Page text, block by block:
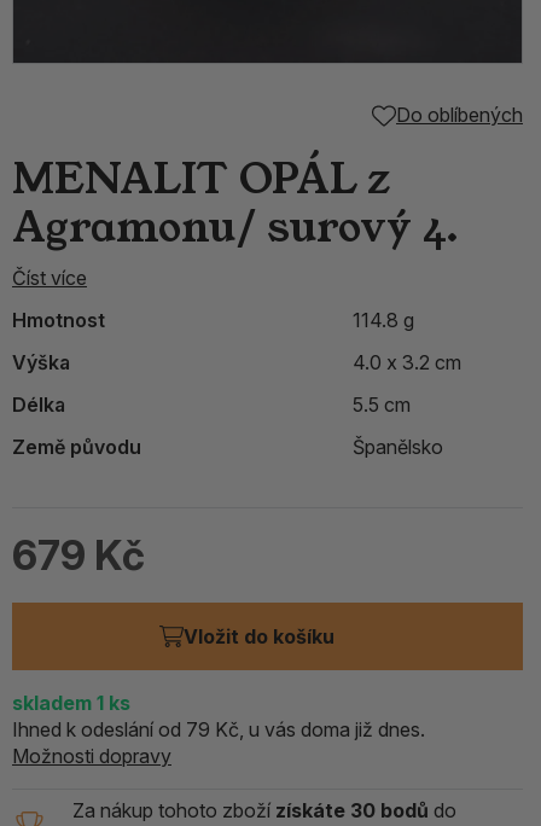
Do oblíbených
MENALIT OPÁL z
Agramonu/ surový 4.
Číst více
Hmotnost
114.8 g
Výška
4.0 x 3.2 cm
Délka
5.5 cm
Země původu
Španělsko
679 Kč
Vložit do košíku
skladem 1 ks
Ihned k odeslání od 79 Kč, u vás doma již dnes.
Možnosti dopravy
Za nákup tohoto zboží získáte 30 bodů do